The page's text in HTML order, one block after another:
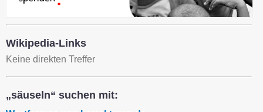
Wikipedia-Links
Keine direkten Treffer
„säuseln“ suchen mit: